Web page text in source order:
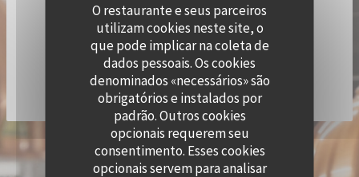
O restaurante e seus parceiros
utilizam cookies neste site, o
que pode implicar na coleta de
dados pessoais. Os cookies
denominados «necessários» são
obrigatórios e instalados por
padrão. Outros cookies
opcionais requerem seu
consentimento. Esses cookies
opcionais servem para analisar
© 2026 QUAI OUEST — WEBSITE DO RESTAURANTE CRIADO POR ZENCHEF
AVISO LEGAL
((ABRE NUMA NOVA JANELA))
TERMOS DE UTILIZAÇÃO
((ABRE NUMA NOVA JANELA))